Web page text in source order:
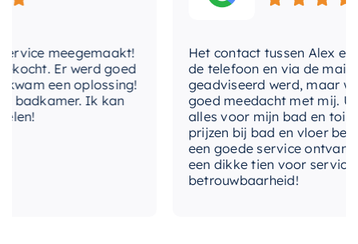
meegemaakt!
Er werd goed
een oplossing!
Ik kan
Het contact tussen Alex en ik
de telefoon en via de mail,
geadviseerd werd, maar
goed meedacht met mij.
alles voor mijn bad en toilet
prijzen bij bad en vloer
een goede service ontvangen.
een dikke tien voor service,
betrouwbaarheid!